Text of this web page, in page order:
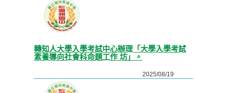
轉知人大學入學考試中心辦理「大學入學考試
素養導向社會科命題工作 坊」。
2025/08/19